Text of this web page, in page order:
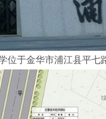
位于金华市浦江县平七